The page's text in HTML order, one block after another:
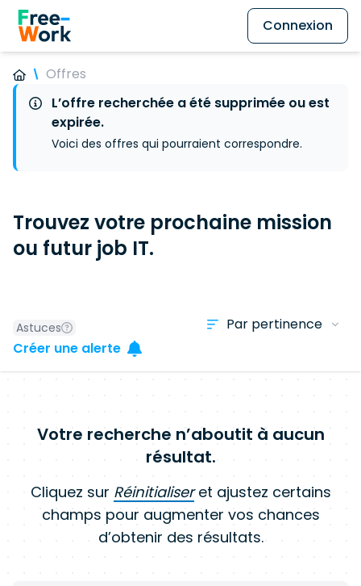
Connexion
Offres
L’offre recherchée a été supprimée ou est
expirée.
Voici des offres qui pourraient correspondre.
Trouvez votre prochaine mission
ou futur job IT.
Astuces
Créer une alerte
Votre recherche n’aboutit à aucun
résultat.
Cliquez sur Réinitialiseret ajustez certains
champs pour augmenter vos chances
d’obtenir des résultats.